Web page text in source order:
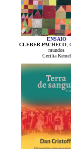
ENSAIO
CLEBER PACHECO,
mundos
Cecilia Kemel